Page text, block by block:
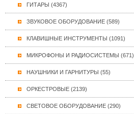
ГИТАРЫ (4367)
ЗВУКОВОЕ ОБОРУДОВАНИЕ (589)
КЛАВИШНЫЕ ИНСТРУМЕНТЫ (1091)
МИКРОФОНЫ И РАДИОСИСТЕМЫ (671)
НАУШНИКИ И ГАРНИТУРЫ (55)
ОРКЕСТРОВЫЕ (2139)
СВЕТОВОЕ ОБОРУДОВАНИЕ (290)